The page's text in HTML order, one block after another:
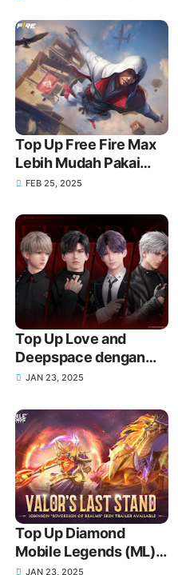
Top Up Free Fire Max
Lebih Mudah Pakai
GoPay!
FEB 25, 2025
Top Up Love and
Deepspace dengan
DANA, Dapatkan Item
JAN 23, 2025
Top Up Diamond
Mobile Legends (ML)
Pakai DANA, Harga
JAN 23, 2025